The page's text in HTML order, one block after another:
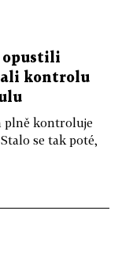
opustili
kontrolu
plně kontroluje
se tak poté,